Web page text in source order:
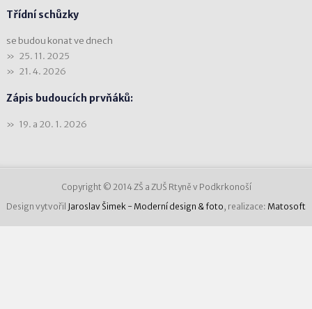
Třídní schůzky
se budou konat ve dnech
25. 11. 2025
21. 4. 2026
Zápis budoucích prvňáků:
19. a 20. 1. 2026
Copyright © 2014 ZŠ a ZUŠ Rtyně v Podkrkonoší
Design vytvořil Jaroslav Šimek - Moderní design & foto, realizace: Matosoft